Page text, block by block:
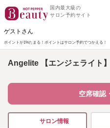
国内最大級の
サロン予約サイト
ゲストさん
ポイントが1%たまる！ ポイントはサロン予約でつかえる！
Angelite 【エンジェライト】
空席確認
サロン情報